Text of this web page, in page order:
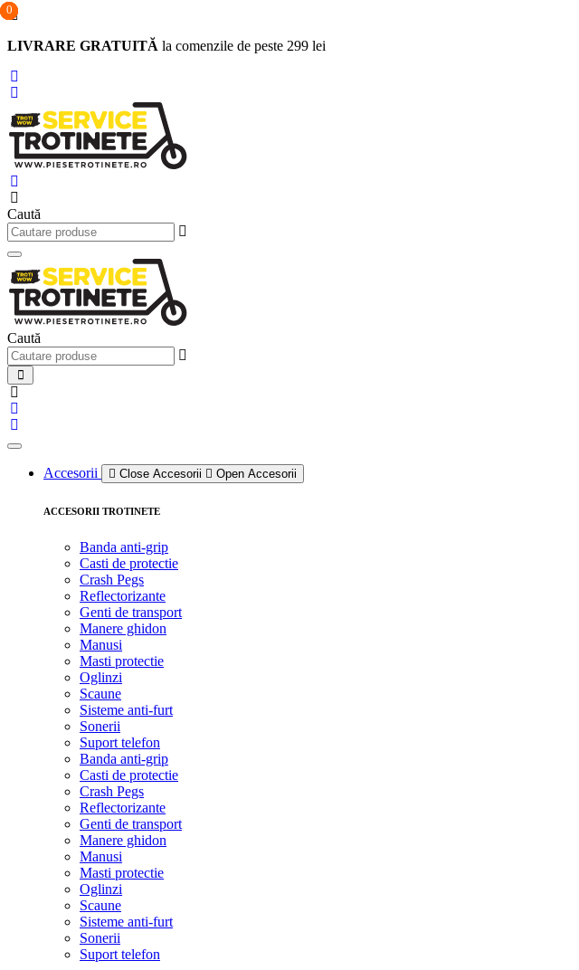
Sari
conținut
LIVRARE GRATUITĂ la comenzile de peste 299 lei
0
Caută
Caută
0
0
Accesorii Close Accesorii Open Accesorii
ACCESORII TROTINETE
Banda anti-grip
Casti de protectie
Crash Pegs
Reflectorizante
Genti de transport
Manere ghidon
Manusi
Masti protectie
Oglinzi
Scaune
Sisteme anti-furt
Sonerii
Suport telefon
Banda anti-grip
Casti de protectie
Crash Pegs
Reflectorizante
Genti de transport
Manere ghidon
Manusi
Masti protectie
Oglinzi
Scaune
Sisteme anti-furt
Sonerii
Suport telefon